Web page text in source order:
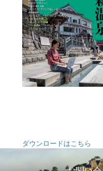
ダウンロードはこちら